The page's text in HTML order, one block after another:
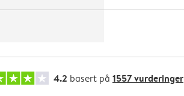
4.2 basert på 1557 vurderinger